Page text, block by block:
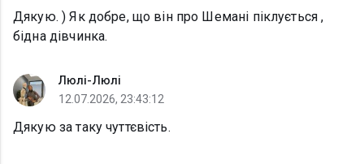
Дякую. ) Як добре, що він про Шемані піклується ,
бідна дівчинка.
Люлі-Люлі
12.07.2026, 23:43:12
Дякую за таку чуттєвість.